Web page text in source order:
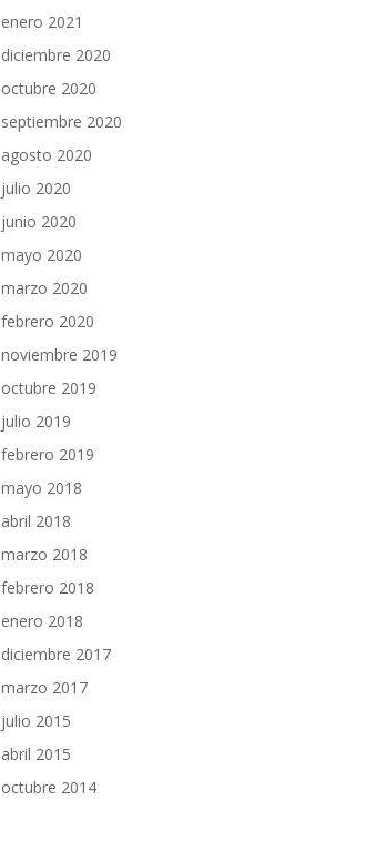
enero 2021
diciembre 2020
octubre 2020
septiembre 2020
agosto 2020
julio 2020
junio 2020
mayo 2020
marzo 2020
febrero 2020
noviembre 2019
octubre 2019
julio 2019
febrero 2019
mayo 2018
abril 2018
marzo 2018
febrero 2018
enero 2018
diciembre 2017
marzo 2017
julio 2015
abril 2015
octubre 2014